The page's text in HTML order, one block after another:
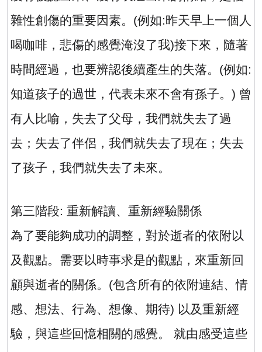
雜性創傷的重要因素。 (例如:昨天早上一個人
喝咖啡，悲傷的感覺淹沒了我)接下來，隨著
時間經過，也要辨認後續產生的失落。 (例如:
知道孩子的過世，代表未來不會有孫子。 ) 曾
有人比喻，失去了父母，我們就失去了過
去；失去了伴侶，我們就失去了現在；失去
了孩子，我們就失去了未來。
第三階段: 重新解讀、重新經驗關係
為了要能夠成功的調整，對於逝者的依附以
及觀點。需要以時事求是的觀點，來重新回
顧與逝者的關係。 (包含所有的依附連結、情
感、想法、行為、想像、期待) 以及重新經
驗，與這些回憶相關的感覺。 就由感受這些